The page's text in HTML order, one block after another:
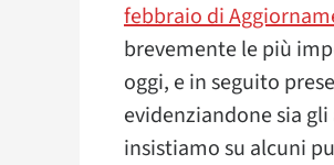
febbraio di
brevemente le più
oggi, e in seguito
evidenziandone sia
insistiamo su alcuni